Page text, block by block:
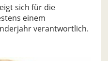
sich für die
einem
verantwortlich.